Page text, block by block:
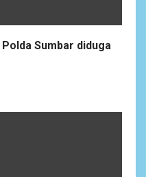
Sumbar diduga